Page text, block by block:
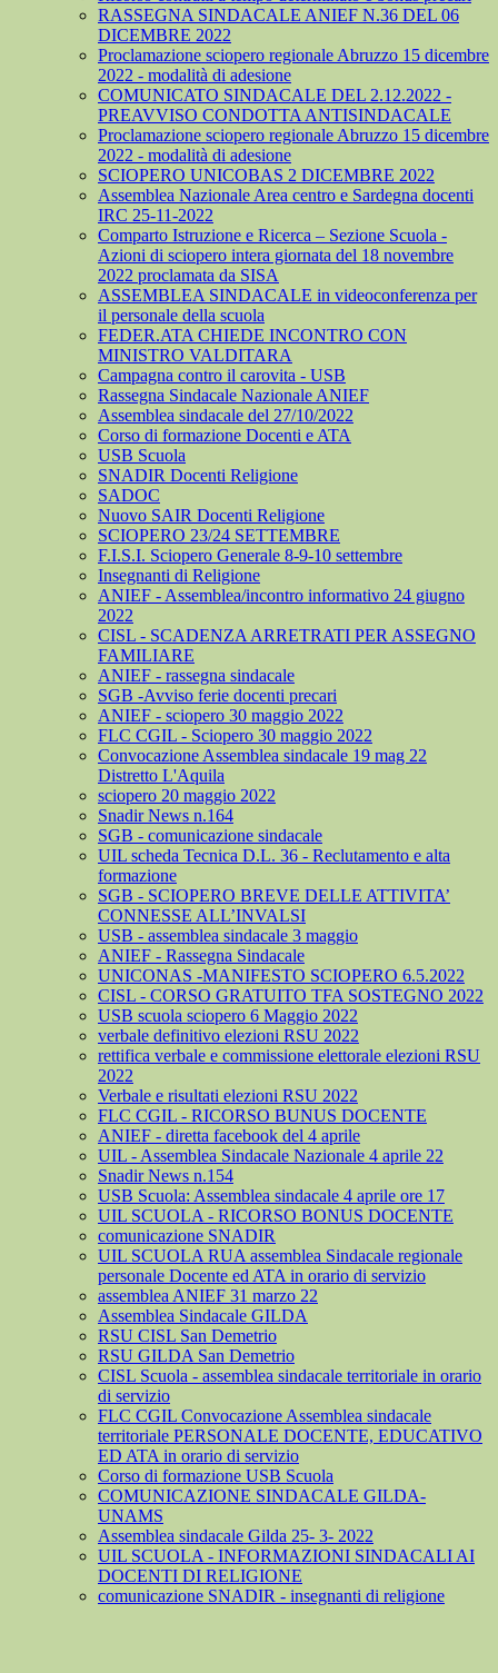
RASSEGNA SINDACALE ANIEF N.36 DEL 06
DICEMBRE 2022
Proclamazione sciopero regionale Abruzzo 15 dicembre
2022 - modalità di adesione
COMUNICATO SINDACALE DEL 2.12.2022 -
PREAVVISO CONDOTTA ANTISINDACALE
Proclamazione sciopero regionale Abruzzo 15 dicembre
2022 - modalità di adesione
SCIOPERO UNICOBAS 2 DICEMBRE 2022
Assemblea Nazionale Area centro e Sardegna docenti
IRC 25-11-2022
Comparto Istruzione e Ricerca – Sezione Scuola -
Azioni di sciopero intera giornata del 18 novembre
2022 proclamata da SISA
ASSEMBLEA SINDACALE in videoconferenza per
il personale della scuola
FEDER.ATA CHIEDE INCONTRO CON
MINISTRO VALDITARA
Campagna contro il carovita - USB
Rassegna Sindacale Nazionale ANIEF
Assemblea sindacale del 27/10/2022
Corso di formazione Docenti e ATA
USB Scuola
SNADIR Docenti Religione
SADOC
Nuovo SAIR Docenti Religione
SCIOPERO 23/24 SETTEMBRE
F.I.S.I. Sciopero Generale 8-9-10 settembre
Insegnanti di Religione
ANIEF - Assemblea/incontro informativo 24 giugno
2022
CISL - SCADENZA ARRETRATI PER ASSEGNO
FAMILIARE
ANIEF - rassegna sindacale
SGB -Avviso ferie docenti precari
ANIEF - sciopero 30 maggio 2022
FLC CGIL - Sciopero 30 maggio 2022
Convocazione Assemblea sindacale 19 mag 22
Distretto L'Aquila
sciopero 20 maggio 2022
Snadir News n.164
SGB - comunicazione sindacale
UIL scheda Tecnica D.L. 36 - Reclutamento e alta
formazione
SGB - SCIOPERO BREVE DELLE ATTIVITA’
CONNESSE ALL’INVALSI
USB - assemblea sindacale 3 maggio
ANIEF - Rassegna Sindacale
UNICONAS -MANIFESTO SCIOPERO 6.5.2022
CISL - CORSO GRATUITO TFA SOSTEGNO 2022
USB scuola sciopero 6 Maggio 2022
verbale definitivo elezioni RSU 2022
rettifica verbale e commissione elettorale elezioni RSU
2022
Verbale e risultati elezioni RSU 2022
FLC CGIL - RICORSO BUNUS DOCENTE
ANIEF - diretta facebook del 4 aprile
UIL - Assemblea Sindacale Nazionale 4 aprile 22
Snadir News n.154
USB Scuola: Assemblea sindacale 4 aprile ore 17
UIL SCUOLA - RICORSO BONUS DOCENTE
comunicazione SNADIR
UIL SCUOLA RUA assemblea Sindacale regionale
personale Docente ed ATA in orario di servizio
assemblea ANIEF 31 marzo 22
Assemblea Sindacale GILDA
RSU CISL San Demetrio
RSU GILDA San Demetrio
CISL Scuola - assemblea sindacale territoriale in orario
di servizio
FLC CGIL Convocazione Assemblea sindacale
territoriale PERSONALE DOCENTE, EDUCATIVO
ED ATA in orario di servizio
Corso di formazione USB Scuola
COMUNICAZIONE SINDACALE GILDA-
UNAMS
Assemblea sindacale Gilda 25- 3- 2022
UIL SCUOLA - INFORMAZIONI SINDACALI AI
DOCENTI DI RELIGIONE
comunicazione SNADIR - insegnanti di religione